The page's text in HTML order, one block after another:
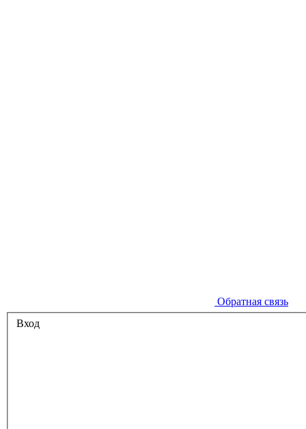
Обратная связь
Вход